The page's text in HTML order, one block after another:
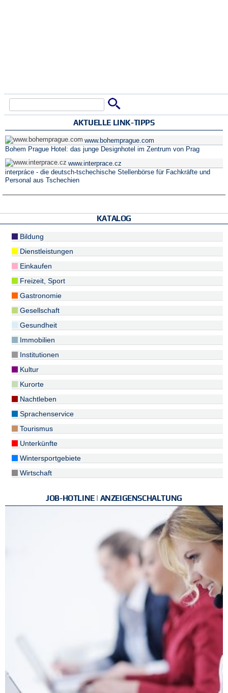
AKTUELLE LINK-TIPPS
www.bohemprague.com
Bohem Prague Hotel: das junge Designhotel im Zentrum von Prag
www.interprace.cz
interpráce - die deutsch-tschechische Stellenbörse für Fachkräfte und
Personal aus Tschechien
KATALOG
Bildung
Dienstleistungen
Einkaufen
Freizeit, Sport
Gastronomie
Gesellschaft
Gesundheit
Immobilien
Institutionen
Kultur
Kurorte
Nachtleben
Sprachenservice
Tourismus
Unterkünfte
Wintersportgebiete
Wirtschaft
JOB-HOTLINE | ANZEIGENSCHALTUNG